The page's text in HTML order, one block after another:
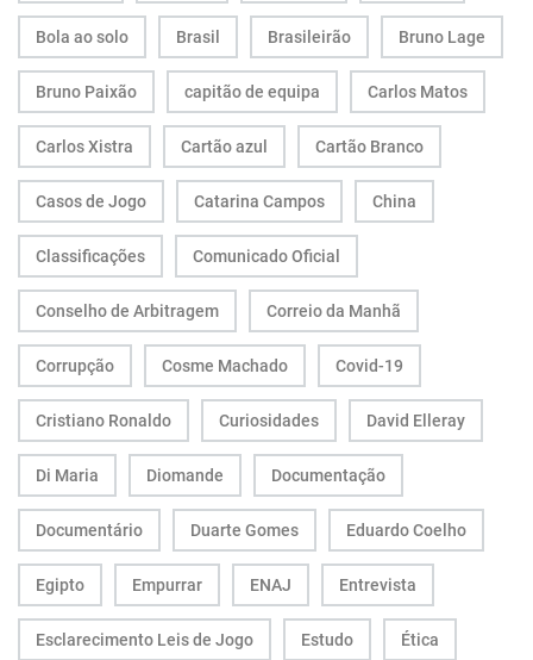
Bola ao solo Brasil Brasileirão Bruno Lage
Bruno Paixão capitão de equipa Carlos Matos
Carlos Xistra Cartão azul Cartão Branco
Casos de Jogo Catarina Campos China
Classificações Comunicado Oficial
Conselho de Arbitragem Correio da Manhã
Corrupção Cosme Machado Covid-19
Cristiano Ronaldo Curiosidades David Elleray
Di Maria Diomande Documentação
Documentário Duarte Gomes Eduardo Coelho
Egipto Empurrar ENAJ Entrevista
Esclarecimento Leis de Jogo Estudo Ética